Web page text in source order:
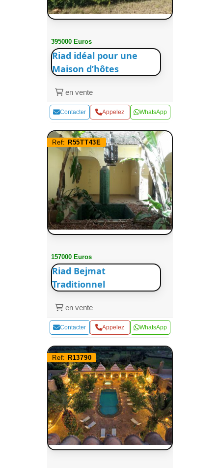
395000 Euros
Riad idéal pour une
Maison d’hôtes
en vente
Contacter Appelez WhatsApp
Ref: R55TT43E
157000 Euros
Riad Bejmat
Traditionnel
en vente
Contacter Appelez WhatsApp
Ref: R13790